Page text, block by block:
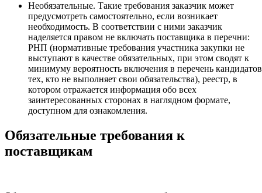
Необязательные. Такие требования заказчик может
предусмотреть самостоятельно, если возникает
необходимость. В соответствии с ними заказчик
наделяется правом не включать поставщика в перечни:
РНП (нормативные требования участника закупки не
выступают в качестве обязательных, при этом сводят к
минимуму вероятность включения в перечень
тех, кто не выполняет свои обязательства), реестр, в
котором отражается информация обо всех
заинтересованных сторонах в наглядном формате,
доступном для ознакомления.
Обязательные требования к
поставщикам